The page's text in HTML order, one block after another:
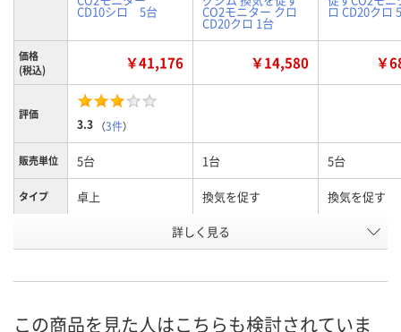
CD10シロ 5台 CO2モニター クロ
CD20クロ 1台
ロ CD20クロ
価格
(税込)
￥41,176 ￥14,580 ￥
評価
3.3 （3件）
販売単位 5台 1台 5台
タイプ 卓上 換気を促す 換気を促す
KR50913 HE62077
8月11日（火）
詳しく見る
この商品を見た人はこちらも検討されていま